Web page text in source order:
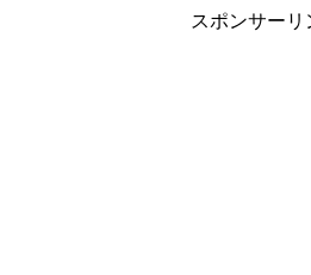
スポンサーリ